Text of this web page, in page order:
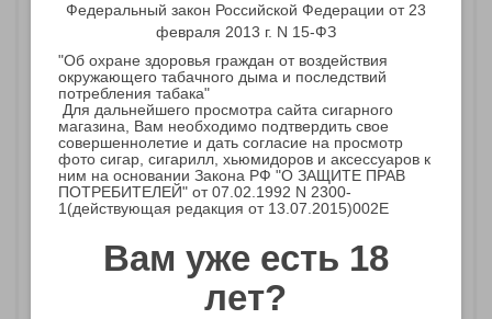
Федеральный закон Российской Федерации от 23
февраля 2013 г. N 15-ФЗ
"Об охране здоровья граждан от воздействия
окружающего табачного дыма и последствий
потребления табака"
Для дальнейшего просмотра сайта сигарного
магазина, Вам необходимо подтвердить свое
совершеннолетие и дать согласие на просмотр
фото сигар, сигарилл, хьюмидоров и аксессуаров к
ним на основании Закона РФ "О ЗАЩИТЕ ПРАВ
ПОТРЕБИТЕЛЕЙ" от 07.02.1992 N 2300-
1(действующая редакция от 13.07.2015)002E
Вам уже есть 18
лет?
Кисет для сигарет и
самокруток 861120
(Бежевый)
+
-
Кисет для сигарет и
самокруток Angelo -
Арт 33101 коричневый
-